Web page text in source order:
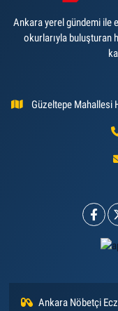
Ankara yerel gündemi ile
okurlarıyla buluşturan
Güzeltepe Mahallesi
Ankara Nöbetçi